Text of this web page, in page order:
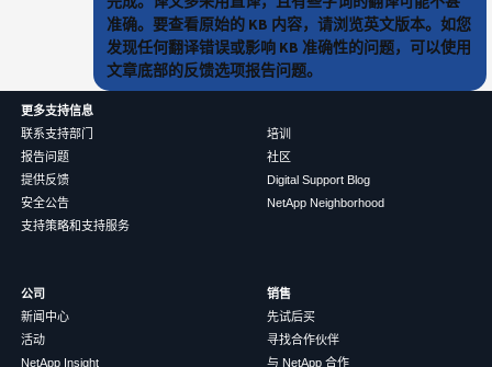
准确。要查看原始的 KB 内容，请浏览英文版本。如您
发现任何翻译错误或影响 KB 准确性的问题，可以使用
文章底部的反馈选项报告问题。
更多支持信息
联系支持部门
报告问题
提供反馈
安全公告
支持策略和支持服务
培训
社区
Digital Support Blog
NetApp Neighborhood
公司
新闻中心
活动
NetApp Insight
销售
先试后买
寻找合作伙伴
与 NetApp 合作